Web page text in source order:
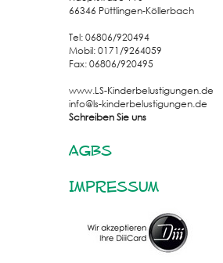
66346 Püttlingen-Köllerbach
Tel: 06806/920494
Mobil: 0171/9264059
Fax: 06806/920495
www.LS-Kinderbelustigungen.de
info@ls-kinderbelustigungen.de
Schreiben Sie uns
AGBs
Impressum